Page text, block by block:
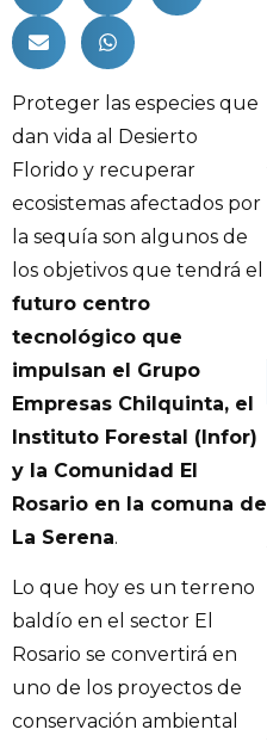
Proteger las especies que
dan vida al Desierto
Florido y recuperar
ecosistemas afectados por
la sequía son algunos de
los objetivos que tendrá el
futuro centro
tecnológico que
impulsan el Grupo
Empresas Chilquinta, el
Instituto Forestal (Infor)
y la Comunidad El
Rosario en la comuna de
La Serena.
Lo que hoy es un terreno
baldío en el sector El
Rosario se convertirá en
uno de los proyectos de
conservación ambiental